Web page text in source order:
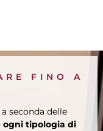
FINO A
seconda delle
ogni tipologia di